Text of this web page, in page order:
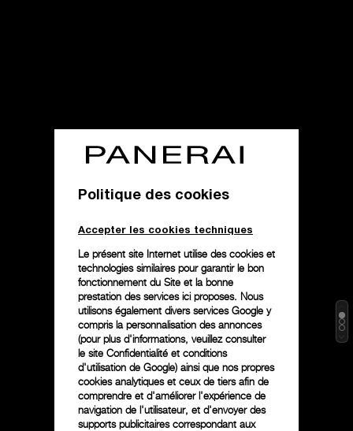
Politique des cookies
Accepter les cookies techniques
Le présent site Internet utilise des cookies et
technologies similaires pour garantir le bon
fonctionnement du Site et la bonne
prestation des services ici proposes. Nous
utilisons également divers services Google y
compris la personnalisation des annonces
(pour plus d'informations, veuillez consulter
le site Confidentialité et conditions
d'utilisation de Google) ainsi que nos propres
cookies analytiques et ceux de tiers afin de
comprendre et d'améliorer l'expérience de
navigation de l'utilisateur, et d'envoyer des
supports publicitaires correspondant aux